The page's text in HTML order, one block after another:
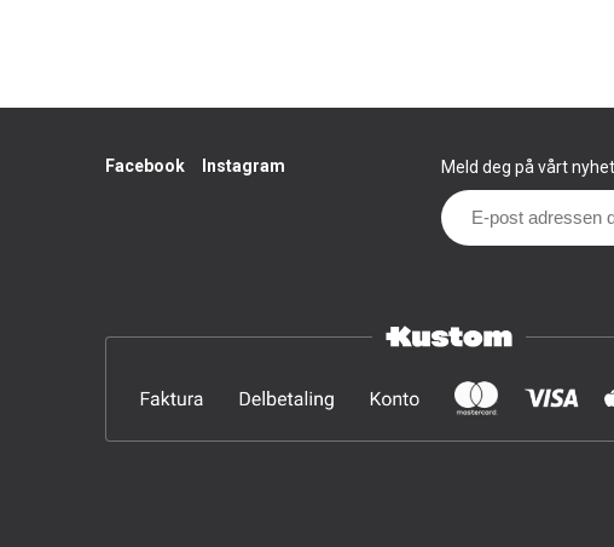
Facebook Instagram Meld deg på vårt